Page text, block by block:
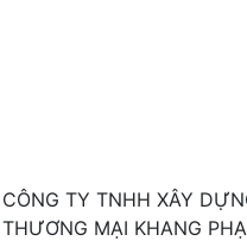
CÔNG TY TNHH XÂY
THƯƠNG MẠI KHANG